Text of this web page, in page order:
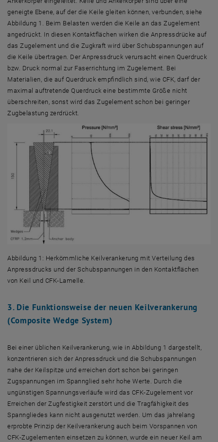
geneigte Ebene, auf der die Keile gleiten können, verbunden, siehe
Abbildung 1. Beim Belasten werden die Keile an das Zugelement
angedrückt. In diesen Kontaktflächen wirken die Anpressdrücke auf
das Zugelement und die Zugkraft wird über Schubspannungen auf
die Keile übertragen. Der Anpressdruck verursacht einen Querdruck
bzw. Druck normal zur Faserrichtung im Zugelement. Bei
Materialien, die auf Querdruck empfindlich sind, wie CFK, darf der
maximal auftretende Querdruck eine bestimmte Größe nicht
überschreiten, sonst wird das Zugelement schon bei geringer
Zugbelastung zerdrückt.
Abbildung 1: Herkömmliche Keilverankerung mit Verteilung des
Anpressdrucks und der Schubspannungen in den Kontaktflächen
von Keil und CFK-Lamelle.
3. Die Funktionsweise der neuen Keilverankerung
(Composite Wedge System)
Bei einer üblichen Keilverankerung, wie in Abbildung 1 dargestellt,
konzentrieren sich der Anpressdruck und die Schubspannungen
nahe der Keilspitze und erreichen dort schon bei geringen
Zugspannungen im Spannglied sehr hohe Werte. Durch die
ungünstigen Spannungsverläufe wird das CFK-Zugelement vor
Erreichen der Zugfestigkeit zerstört und die Tragfähigkeit des
Spanngliedes kann nicht ausgenutzt werden. Um das jahrelang
erprobte Prinzip der Keilverankerung auch beim Vorspannen von
CFK-Zugelementen einsetzen zu können, wurde ein neuer Keil am